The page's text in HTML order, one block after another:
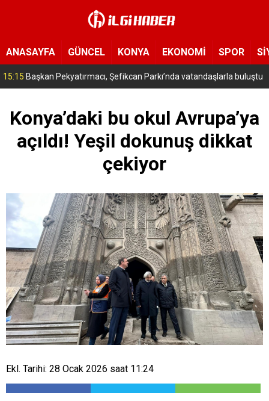
ANASAYFA GÜNCEL KONYA EKONOMİ SPOR
13:42 Konya’da asker uğurlama eğlencesinde çıkan bıçaklı kavgada 1 kişi öldü
Konya’daki bu okul Avrupa’ya
açıldı! Yeşil dokunuş dikkat
çekiyor
Ekl. Tarihi: 28 Ocak 2026 saat 11:24